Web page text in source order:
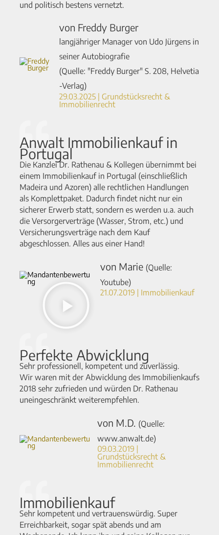
und politisch bestens vernetzt.
von Freddy Burger
langjähriger Manager von Udo Jürgens in
seiner Autobiografie
(Quelle: "Freddy Burger" S. 208, Helvetia
-Verlag)
29.03.2025 | Grundstücksrecht &
Immobilienrecht
Anwalt Immobilienkauf in
Portugal
Die Kanzlei Dr. Rathenau & Kollegen übernimmt bei
einem Immobilienkauf in Portugal (einschließlich
Madeira und Azoren) alle rechtlichen Handlungen
als Komplettpaket. Dadurch findet nicht nur ein
sicherer Erwerb statt, sondern es werden u.a. auch
die Versorgerverträge (Wasser, Strom, etc.) und
Versicherungsverträge nach dem Kauf
abgeschlossen. Alles aus einer Hand!
von Marie (Quelle:
Youtube)
21.07.2019 | Immobilienkauf
Perfekte Abwicklung
Sehr professionell, kompetent und zuverlässig.
Wir waren mit der Abwicklung des Immobilienkaufs
2018 sehr zufrieden und würden Dr. Rathenau
uneingeschränkt weiterempfehlen.
von M.D. (Quelle:
www.anwalt.de)
09.03.2019 |
Grundstücksrecht &
Immobilienrecht​
Immobilienkauf
Sehr kompetent und vertrauenswürdig. Super
Erreichbarkeit, sogar spät abends und am